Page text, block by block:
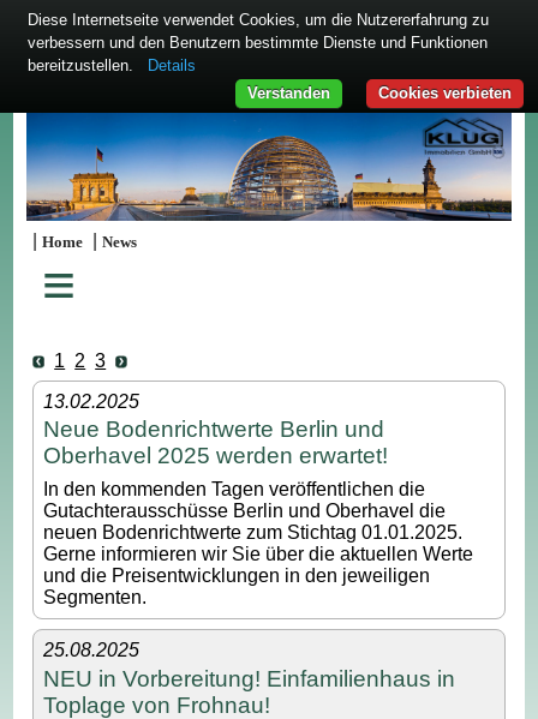
|Home |News
≡
1 2 3
13.02.2025
Neue Bodenrichtwerte Berlin und
Oberhavel 2025 werden erwartet!
In den kommenden Tagen veröffentlichen die
Gutachterausschüsse Berlin und Oberhavel die
neuen Bodenrichtwerte zum Stichtag 01.01.2025.
Gerne informieren wir Sie über die aktuellen Werte
und die Preisentwicklungen in den jeweiligen
Segmenten.
25.08.2025
NEU in Vorbereitung! Einfamilienhaus in
Toplage von Frohnau!
Diese Internetseite verwendet Cookies, um die Nutzererfahrung zu
verbessern und den Benutzern bestimmte Dienste und Funktionen
bereitzustellen.
Details
Cookies verbieten
Verstanden